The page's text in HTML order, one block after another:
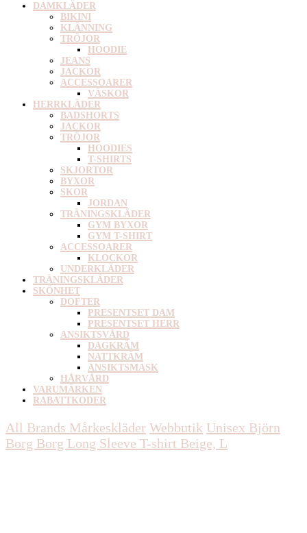
DAMKLÄDER
BIKINI
KLÄNNING
TRÖJOR
HOODIE
JEANS
JACKOR
ACCESSOARER
VÄSKOR
HERRKLÄDER
BADSHORTS
JACKOR
TRÖJOR
HOODIES
T-SHIRTS
SKJORTOR
BYXOR
SKOR
JORDAN
TRÄNINGSKLÄDER
GYM BYXOR
GYM T-SHIRT
ACCESSOARER
KLOCKOR
UNDERKLÄDER
TRÄNINGSKLÄDER
SKÖNHET
DOFTER
PRESENTSET DAM
PRESENTSET HERR
ANSIKTSVÅRD
DAGKRÄM
NATTKRÄM
ANSIKTSMASK
HÅRVÅRD
VARUMÄRKEN
RABATTKODER
All Brands Mårkeskläder Webbutik Unisex Björn
Borg Borg Long Sleeve T-shirt Beige, L